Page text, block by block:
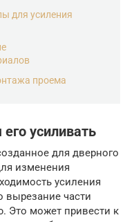
для усиления
проема
усиливать
для дверного
изменения
усиления
вырезание части
Это может привести к